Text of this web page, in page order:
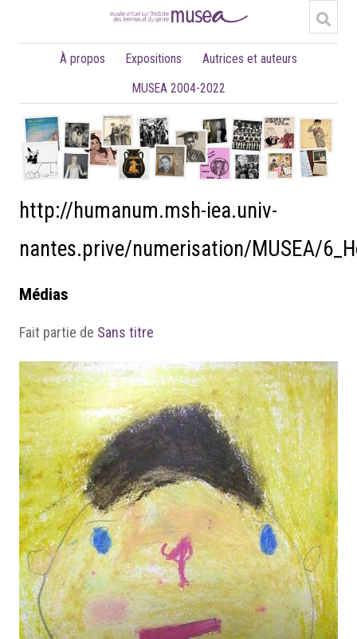
À propos Expositions
Autrices et auteurs
MUSEA 2004-2022
http://humanum.msh-iea.univ-
nantes.prive/numerisation/MUSEA/
Médias
Fait partie de Sans titre